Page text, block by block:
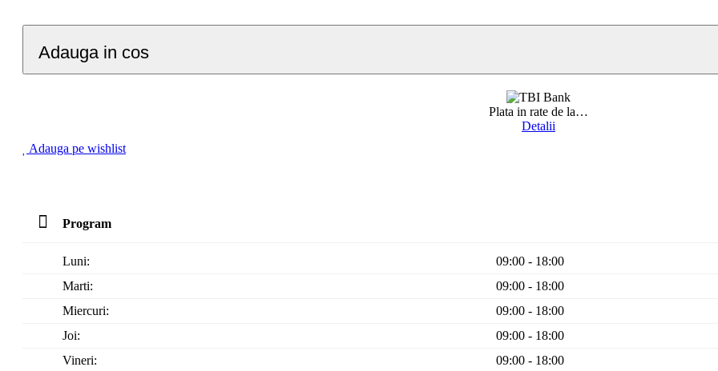
Adauga in cos
Plata in rate de la…
Detalii
Adauga pe wishlist
Program
Luni:
09:00 - 18:00
Marti:
09:00 - 18:00
Miercuri:
09:00 - 18:00
Joi:
09:00 - 18:00
Vineri:
09:00 - 18:00